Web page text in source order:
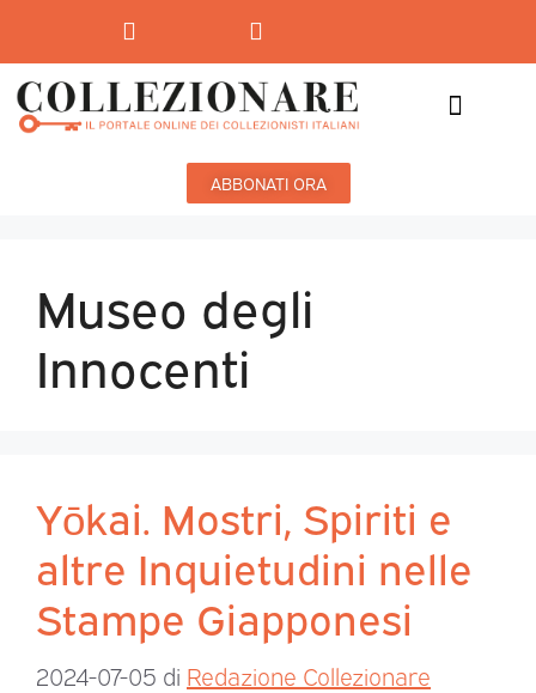
ABBONATI ORA
Museo degli
Innocenti
Yōkai. Mostri, Spiriti e
altre Inquietudini nelle
Stampe Giapponesi
2024-07-05 di Redazione Collezionare